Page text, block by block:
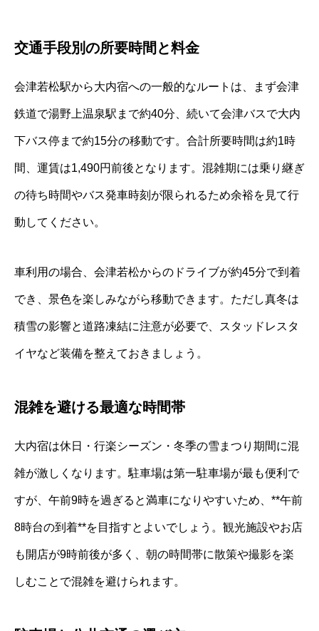
交通手段別の所要時間と料金
会津若松駅から大内宿への一般的なルートは、まず会津
鉄道で湯野上温泉駅まで約40分、続いて会津バスで大内
下バス停まで約15分の移動です。合計所要時間は約1時
間、運賃は1,490円前後となります。混雑期には乗り継ぎ
の待ち時間やバス発車時刻が限られるため余裕を見て行
動してください。
車利用の場合、会津若松からのドライブが約45分で到着
でき、景色を楽しみながら移動できます。ただし真冬は
積雪の影響と道路凍結に注意が必要で、スタッドレスタ
イヤなど装備を整えておきましょう。
混雑を避ける最適な時間帯
大内宿は休日・行楽シーズン・冬季の雪まつり期間に混
雑が激しくなります。駐車場は第一駐車場が最も便利で
すが、午前9時を過ぎると満車になりやすいため、**午前
8時台の到着**を目指すとよいでしょう。観光施設やお店
も開店が9時前後が多く、朝の時間帯に散策や撮影を楽
しむことで混雑を避けられます。